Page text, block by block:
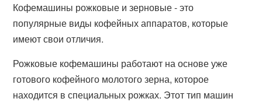
Кофемашины рожковые и зерновые - это
популярные виды кофейных аппаратов, которые
имеют свои отличия.
Рожковые кофемашины работают на основе уже
готового кофейного молотого зерна, которое
находится в специальных рожках. Этот тип машин